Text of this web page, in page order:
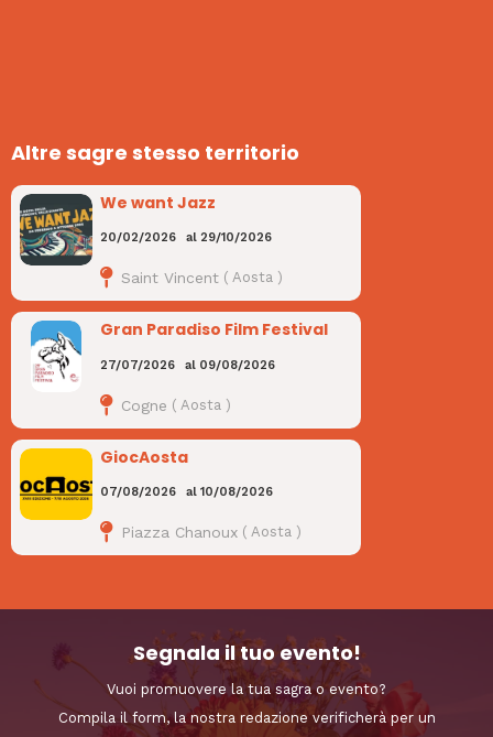
Altre sagre stesso territorio
We want Jazz
20/02/2026 al 29/10/2026
Saint Vincent (Aosta )
Gran Paradiso Film Festival
27/07/2026 al 09/08/2026
Cogne ( Aosta )
GiocAosta
07/08/2026 al10/08/2026
Piazza Chanoux (Aosta )
Segnala il tuo evento!
Vuoi promuovere la tua sagra o evento?
Compila il form, la nostra redazione verificherà per un